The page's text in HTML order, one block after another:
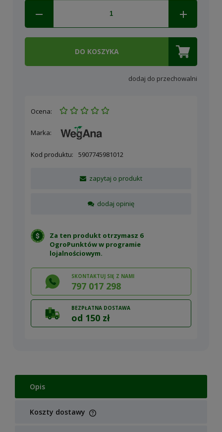
DO KOSZYKA
dodaj do przechowalni
Ocena:
Marka:
Kod produktu: 5907745981012
zapytaj o produkt
dodaj opinię
Za ten produkt otrzymasz 6
OgroPunktów w programie
lojalnościowym.
SKONTAKTUJ SIĘ Z NAMI
797 017 298
BEZPŁATNA DOSTAWA
od 150 zł
Opis
Koszty dostawy
Cena nie zawiera ewentualnych kosztów płatności